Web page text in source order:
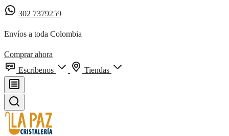
302 7379259
Envíos a toda Colombia
Comprar ahora
Escríbenos
Tiendas